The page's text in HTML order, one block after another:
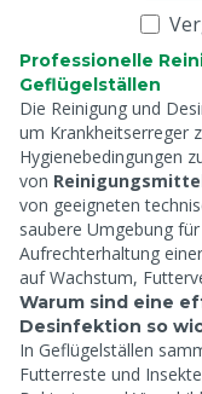
Professionelle
Geflügelställen
Die Reinigung und
um Krankheitserreger
Hygienebedingungen
von
von geeigneten
saubere Umgebung
Aufrechterhaltung
auf Wachstum,
Warum sind eine
Desinfektion so
In Geflügelställen
Futterreste und